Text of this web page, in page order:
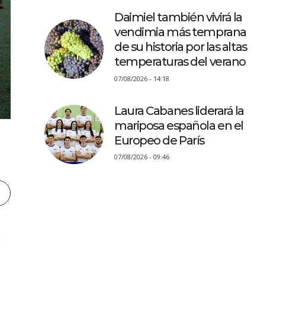
Daimiel también vivirá la
vendimia más temprana
de su historia por las altas
temperaturas del verano
07/08/2026 - 14:18
Laura Cabanes liderará la
mariposa española en el
Europeo de París
07/08/2026 - 09:46